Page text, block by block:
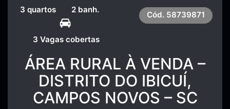
3 quartos 2 banh.
3 Vagas cobertas
Cód. 58739871
ÁREA RURAL À VENDA –
DISTRITO DO IBICUÍ,
CAMPOS NOVOS – SC